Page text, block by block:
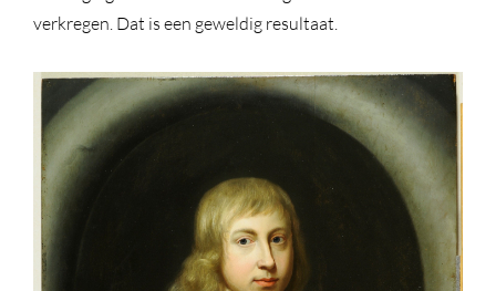
verkregen. Dat is een geweldig resultaat.